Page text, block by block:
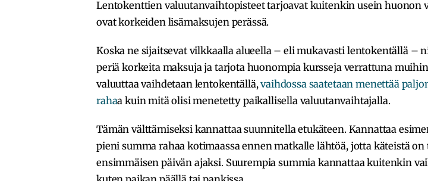
Lentokenttien valuutanvaihtopisteet tarjoavat kuitenkin usein huonon
ovat korkeiden lisämaksujen perässä.
Koska ne sijaitsevat vilkkaalla alueella – eli mukavasti lentokentällä –
periä korkeita maksuja ja tarjota huonompia kursseja verrattuna
valuuttaa vaihdetaan lentokentällä,vaihdossa saatetaan menettää
rahaa kuin mitä olisi menetetty paikallisella valuutanvaihtajalla.
Tämän välttämiseksi kannattaa suunnitella etukäteen. Kannattaa
pieni summa rahaa kotimaassa ennen matkalle lähtöä, jotta käteistä on
ensimmäisen päivän ajaksi. Suurempia summia kannattaa kuitenkin